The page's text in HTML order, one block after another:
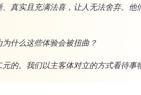
真实且充满法喜，让人无法舍弃。他
什么这些体验会被扭曲？
元的。我们以主客体对立的方式看待事